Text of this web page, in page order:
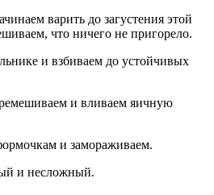
варить до загустения этой
что ничего не пригорело.
и взбиваем до устойчивых
и вливаем яичную
и замораживаем.
и несложный.